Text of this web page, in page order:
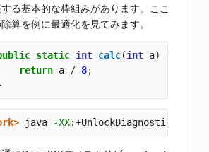
る基本的な枠組みがあります。ここ
算を例に最適化を見てみます。
static int calc(int a)
{
return a / 8;
java -XX